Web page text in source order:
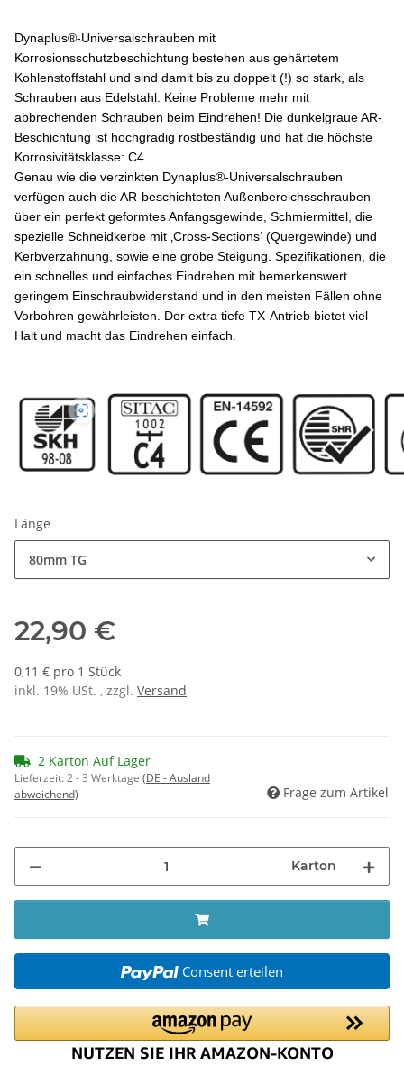
Dynaplus®-Universalschrauben mit
Korrosionsschutzbeschichtung bestehen aus gehärtetem
Kohlenstoffstahl und sind damit bis zu doppelt (!) so stark, als
Schrauben aus Edelstahl. Keine Probleme mehr mit
abbrechenden Schrauben beim Eindrehen! Die dunkelgraue AR-
Beschichtung ist hochgradig rostbeständig und hat die höchste
Korrosivitätsklasse: C4.
Genau wie die verzinkten Dynaplus®-Universalschrauben
verfügen auch die AR-beschichteten Außenbereichsschrauben
über ein perfekt geformtes Anfangsgewinde, Schmiermittel, die
spezielle Schneidkerbe mit ‚Cross-Sections‘ (Quergewinde) und
Kerbverzahnung, sowie eine grobe Steigung. Spezifikationen, die
ein schnelles und einfaches Eindrehen mit bemerkenswert
geringem Einschraubwiderstand und in den meisten Fällen ohne
Vorbohren gewährleisten. Der extra tiefe TX-Antrieb bietet viel
Halt und macht das Eindrehen einfach.
Länge
80mm TG
22,90 €
0,11 € pro 1 Stück
inkl. 19% USt. , zzgl. Versand
2 Karton Auf Lager
Lieferzeit:2 - 3 Werktage (DE - Ausland
abweichend)
Frage zum Artikel
Karton
Consent erteilen